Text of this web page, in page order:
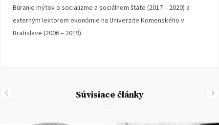
Búranie mýtov o socializme a sociálnom štáte (2017 – 2020) a
externým lektorom ekonómie na Univerzite Komenského v
Bratislave (2006 – 2019).
Súvisiace články